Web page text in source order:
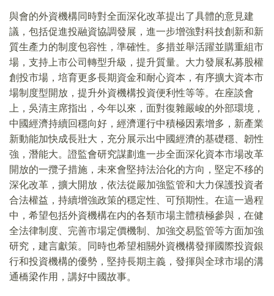
與會的外資機構同時對全面深化改革提出了具體的意見建
議，包括促進投融資協調發展，進一步增強對科技創新和新
質生產力的制度包容性，準確性。多措並舉活躍並購重組市
場，支持上市公司轉型升級，提升質量。大力發展私募股權
創投市場，培育更多長期資金和耐心資本，有序擴大資本市
場制度型開放，提升外資機構投資便利性等等。在座談會
上，吳清主席指出，今年以來，面對復雜嚴峻的外部環境，
中國經濟持續回穩向好，經濟運行中積極因素增多，新產業
新動能加快成長壯大，充分展示出中國經濟的基礎穩、韌性
強，潛能大。證監會研究謀劃進一步全面深化資本市場改革
開放的一攬子措施，未來會堅持法治化的方向，堅定不移的
深化改革，擴大開放，依法從嚴加強監管和大力保護投資者
合法權益，持續增強政策的穩定性、可預期性。在這一過程
中，希望包括外資機構在内的各類市場主體積極參與，在健
全法律制度、完善市場定價機制、加強交易監管等方面加強
研究，建言獻策。同時也希望相關外資機構發揮國際投資銀
行和投資機構的優勢，堅持長期主義，發揮與全球市場的溝
通橋梁作用，講好中國故事。